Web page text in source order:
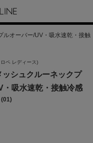
ルオーバー/UV・吸水速乾・接触
ペ レディース)
ッシュクルーネックプ
・吸水速乾・接触冷感
(01)